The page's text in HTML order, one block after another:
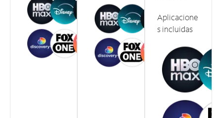
Aplicacione
s incluidas